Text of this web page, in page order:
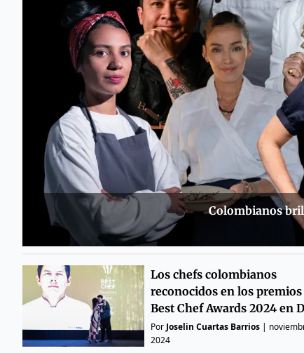
Colombianos
Los chefs colombianos
reconocidos en los
Best Chef Awards 2024 en
Por Joselin Cuartas Barrios|
2024